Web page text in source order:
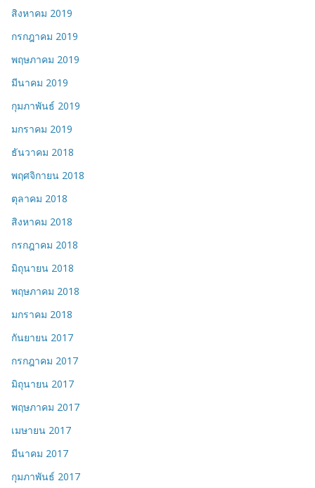
สิงหาคม 2019
กรกฎาคม 2019
พฤษภาคม 2019
มีนาคม 2019
กุมภาพันธ์ 2019
มกราคม 2019
ธันวาคม 2018
พฤศจิกายน 2018
ตุลาคม 2018
สิงหาคม 2018
กรกฎาคม 2018
มิถุนายน 2018
พฤษภาคม 2018
มกราคม 2018
กันยายน 2017
กรกฎาคม 2017
มิถุนายน 2017
พฤษภาคม 2017
เมษายน 2017
มีนาคม 2017
กุมภาพันธ์ 2017